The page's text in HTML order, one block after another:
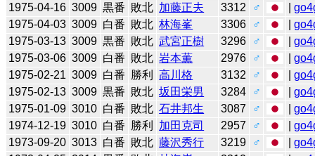
1975-04-16 3009 黒番 敗北 加藤正夫 3312 ♂ |
1975-04-03 3009 白番 敗北 林海峯 3306 ♂ |
1975-03-13 3009 黒番 敗北 武宮正樹 3296 ♂ |
1975-03-06 3009 白番 敗北 岩本薫 2976 ♂ |
1975-02-21 3009 白番 勝利 高川格 3132 ♂ |
1975-02-13 3009 黒番 敗北 坂田栄男 3284 ♂ |
1975-01-09 3010 白番 敗北 石井邦生 3087 ♂ |
1974-12-19 3010 白番 勝利 加田克司 2957 ♂ |
1973-09-20 3013 白番 敗北 藤沢秀行 3219 ♂ |